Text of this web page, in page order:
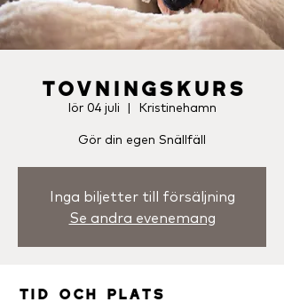
Tovningskurs
lör 04 juli
  |
Kristinehamn
Gör din egen Snällfäll
Inga biljetter till försäljning
Se andra evenemang
Tid och plats